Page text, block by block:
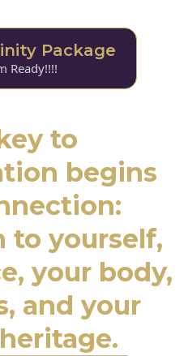
Package
Ready!!!!
to
begins
to yourself,
your body,
and your